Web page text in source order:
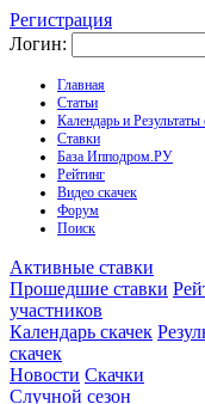
Регистрация
Логин:
Главная
Статьи
Календарь и Результаты
Ставки
База Ипподром.РУ
Рейтинг
Видео скачек
Форум
Поиск
Активные ставки
Прошедшие ставки
участников
Календарь скачек
скачек
Новости Скачки
Случной сезон